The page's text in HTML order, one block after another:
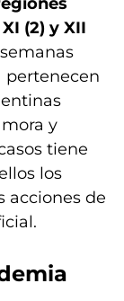
(2) y XII
pertenecen
y
tiene
los
acciones de